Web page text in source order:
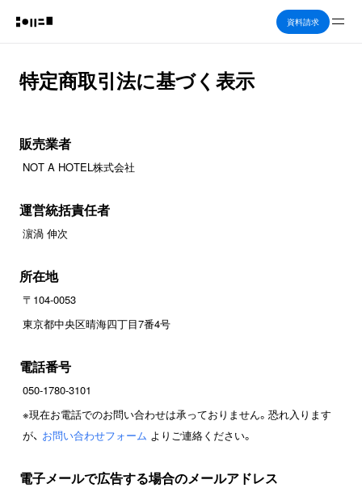
資料請求
特定商取引法に基づく表示
販売業者
NOT A HOTEL株式会社
運営統括責任者
濵渦 伸次
所在地
〒104-0053
東京都中央区晴海四丁目7番4号
電話番号
050-1780-3101
※現在お電話でのお問い合わせは承っておりません。恐れ入ります
が、 お問い合わせフォーム よりご連絡ください。
電子メールで広告する場合のメールアドレス